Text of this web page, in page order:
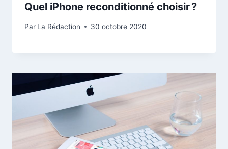
Quel iPhone reconditionné choisir ?
Par La Rédaction 30 octobre 2020